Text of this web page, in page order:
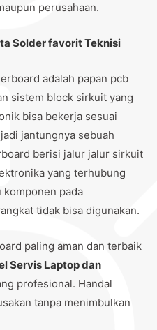
perusahaan.
Solder favorit Teknisi
adalah papan pcb
sistem block sirkuit yang
bisa bekerja sesuai
jantungnya sebuah
berisi jalur jalur sirkuit
yang terhubung
komponen pada
tidak bisa digunakan.
paling aman dan terbaik
Servis Laptop dan
profesional. Handal
tanpa menimbulkan